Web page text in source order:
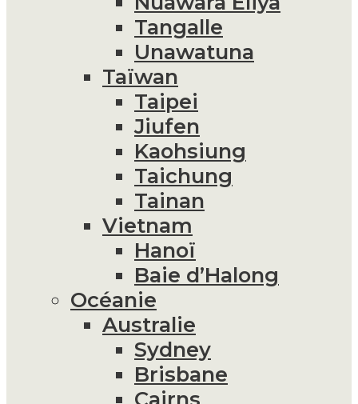
Tangalle
Unawatuna
Taïwan
Taipei
Jiufen
Kaohsiung
Taichung
Tainan
Vietnam
Hanoï
Baie d’Halong
Océanie
Australie
Sydney
Brisbane
Cairns